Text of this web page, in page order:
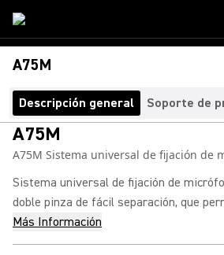
A75M
Descripción general Soporte de
A75M
A75M Sistema universal de fijación de
Sistema universal de fijación de
doble pinza de fácil separación, que
Más Información